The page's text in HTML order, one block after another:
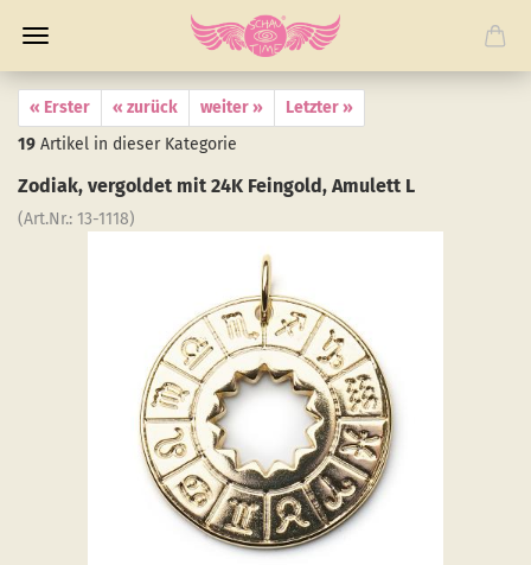
« Erster « zurück weiter »
Letzter »
19 Artikel in dieser Kategorie
Zo­di­ak, ver­gol­det mit 24K Fein­gold, Amu­lett L
(Art.Nr.: 13-​1118)